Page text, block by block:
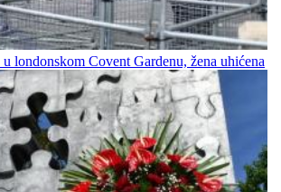
londonskom Covent Gardenu, žena uhićena